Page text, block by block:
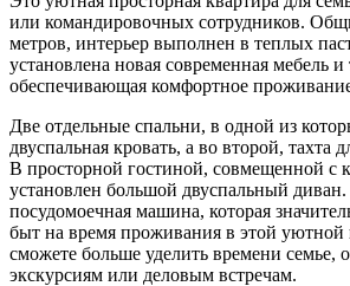
или командировочных сотрудников.
метров, интерьер выполнен в теплых
установлена новая современная мебель и
обеспечивающая комфортное
Две отдельные спальни, в одной из
двуспальная кровать, а во второй, тахта
В просторной гостиной, совмещенной с
установлен большой двуспальный диван.
посудомоечная машина, которая
быт на время проживания в этой
сможете больше уделить времени семье,
экскурсиям или деловым встречам.